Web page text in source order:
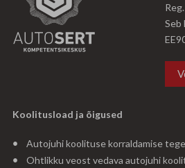
Seb
Koolitusload ja õigused
Autojuhi koolituse korraldamise
Ohtlikku veost vedava autojuhi